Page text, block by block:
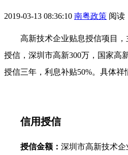
2019-03-13 08:36:10 南粤政策 阅读
高新技术企业贴息授信项目
授信，深圳市高新300万，国家高
授信三年，利息补贴50%。具体祥
信用授信
授信金额： 深圳市高新技术企